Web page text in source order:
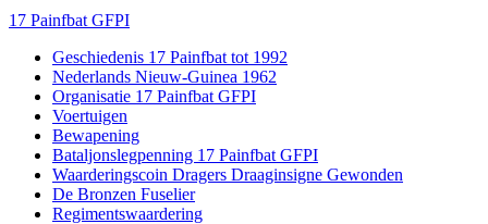
17 Painfbat GFPI
Geschiedenis 17 Painfbat tot 1992
Nederlands Nieuw-Guinea 1962
Organisatie 17 Painfbat GFPI
Voertuigen
Bewapening
Bataljonslegpenning 17 Painfbat GFPI
Waarderingscoin Dragers Draaginsigne Gewonden
De Bronzen Fuselier
Regimentswaardering